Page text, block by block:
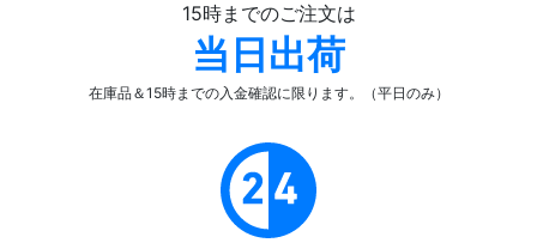
15時までのご注文は
当日出荷
在庫品＆15時までの入金確認に限ります。（平日のみ）